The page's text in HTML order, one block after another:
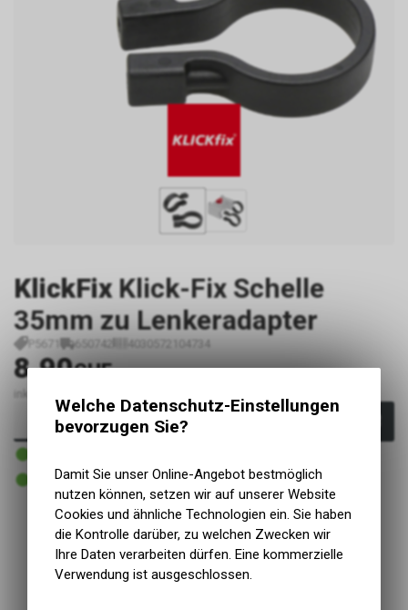
KlickFix Klick-Fix Schelle
35mm zu Lenkeradapter
P5671 650742 4030572104734
8.90CHF
inkl. MwSt., zzgl. Versandkosten
In den Warenkorb
1 - 3 Tage lieferbar
Abholung VELOIN Zweirad-Werkstatt
Schelle mit 35mm Ø
Deckt alle Fahrradlenker ab mit Durchmessern von 32 -
36 mm
Welche Datenschutz-Einstellungen
bevorzugen Sie?
Damit Sie unser Online-Angebot bestmöglich
nutzen können, setzen wir auf unserer Website
Cookies und ähnliche Technologien ein. Sie haben
die Kontrolle darüber, zu welchen Zwecken wir
Ihre Daten verarbeiten dürfen. Eine kommerzielle
Verwendung ist ausgeschlossen.